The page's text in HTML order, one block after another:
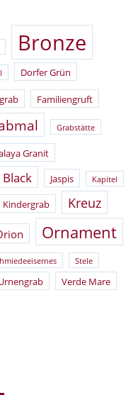
Bronze
Dorfer Grün
Familiengruft
Grabstätte
Granit
Jaspis Kapitel
Kindergrab Kreuz
Ornament
Stele
Verde Mare